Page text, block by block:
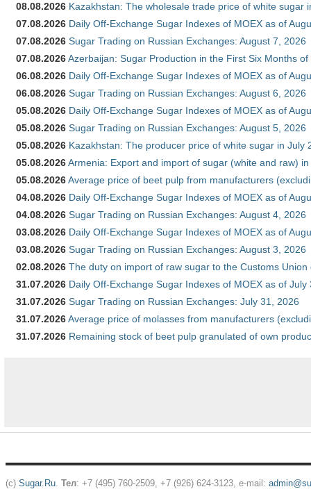
08.08.2026 Kazakhstan: The wholesale trade price of white sugar
07.08.2026 Daily Off-Exchange Sugar Indexes of MOEX as of
07.08.2026 Sugar Trading on Russian Exchanges: August 7, 2026
07.08.2026Azerbaijan: Sugar Production in the First Six Months of
06.08.2026 Daily Off-Exchange Sugar Indexes of MOEX as of
06.08.2026 Sugar Trading on Russian Exchanges: August 6, 2026
05.08.2026 Daily Off-Exchange Sugar Indexes of MOEX as of
05.08.2026 Sugar Trading on Russian Exchanges: August 5, 2026
05.08.2026 Kazakhstan: The producer price of white sugar in July
05.08.2026Armenia: Export and import of sugar (white and raw)
05.08.2026Average price of beet pulp from manufacturers
04.08.2026 Daily Off-Exchange Sugar Indexes of MOEX as of
04.08.2026 Sugar Trading on Russian Exchanges: August 4, 2026
03.08.2026 Daily Off-Exchange Sugar Indexes of MOEX as of
03.08.2026 Sugar Trading on Russian Exchanges: August 3, 2026
02.08.2026 The duty on import of raw sugar to the Customs
31.07.2026 Daily Off-Exchange Sugar Indexes of MOEX as of July
31.07.2026 Sugar Trading on Russian Exchanges: July 31, 2026
31.07.2026Average price of molasses from manufacturers
31.07.2026 Remaining stock of beet pulp granulated of own
(c) Sugar.Ru. Тел: +7 (495) 760-2509, +7 (926) 624-3123, e-mail: